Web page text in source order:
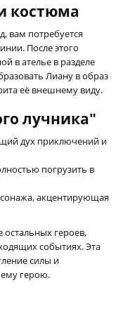
костюма
вам потребуется
После этого
в ателье в разделе
Лиану в образ
её внешнему виду.
лучника"
дух приключений и
погрузить в
акцентирующая
героев,
событиях. Эта
силы и
герою.